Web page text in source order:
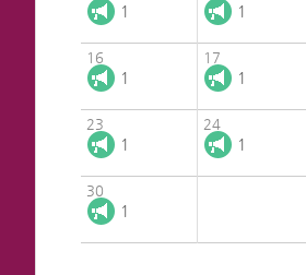
1 1
16
1
17
1
23
1
24
1
30
1